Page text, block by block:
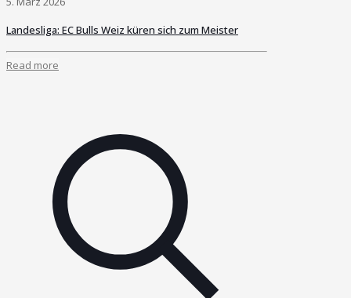
Landesliga: EC Bulls Weiz küren sich zum Meister
Read more